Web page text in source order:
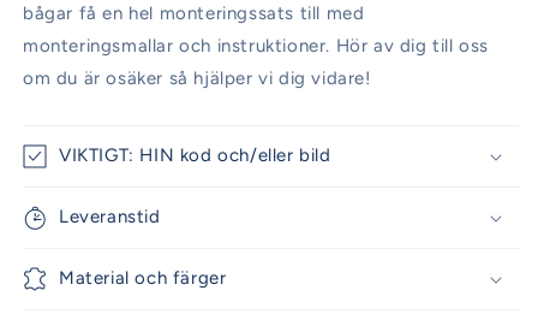
bågar få en hel monteringssats till med
monteringsmallar och instruktioner. Hör av dig till oss
om du är osäker så hjälper vi dig vidare!
VIKTIGT: HIN kod och/eller bild
Leveranstid
Material och färger